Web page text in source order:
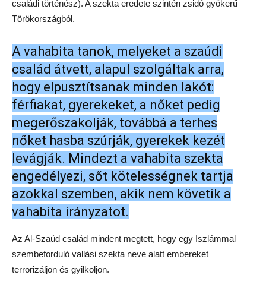
családi történész). A szekta eredete szintén zsidó gyökerű
Törökországból.
A vahabita tanok, melyeket a szaúdi
család átvett, alapul szolgáltak arra,
hogy elpusztítsanak minden lakót:
férfiakat, gyerekeket, a nőket pedig
megerőszakolják, továbbá a terhes
nőket hasba szúrják, gyerekek kezét
levágják. Mindezt a vahabita szekta
engedélyezi, sőt kötelességnek tartja
azokkal szemben, akik nem követik a
vahabita irányzatot.
Az Al-Szaúd család mindent megtett, hogy egy Iszlámmal
szembeforduló vallási szekta neve alatt embereket
terrorizáljon és gyilkoljon.